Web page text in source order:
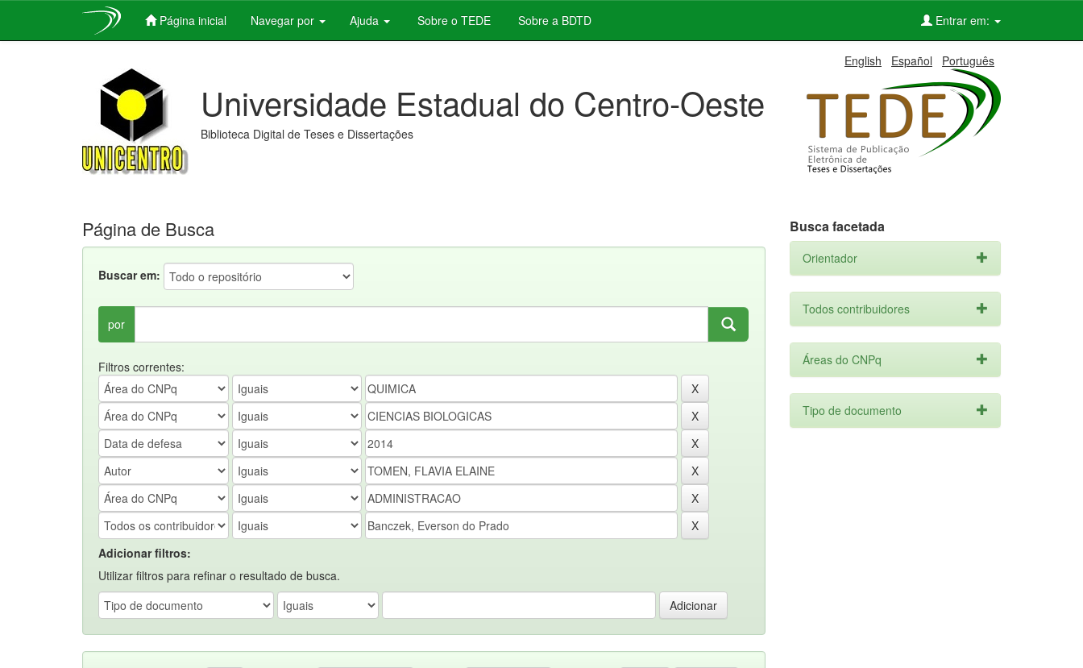
Página inicial Navegar por Ajuda Sobre o TEDE Sobre a BDTD Entrar em:
English Español Português
Universidade Estadual do Centro-Oeste
Biblioteca Digital de Teses e Dissertações
Página de Busca
Buscar em:
por
Filtros correntes:
Adicionar filtros:
Utilizar filtros para refinar o resultado de busca.
Busca facetada
Orientador
Todos contribuidores
Áreas do CNPq
Tipo de documento